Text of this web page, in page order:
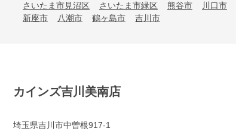
さいたま市見沼区 さいたま市緑区 熊谷市 川口市
新座市
八潮市 鶴ヶ島市 吉川市
カインズ吉川美南店
埼玉県吉川市中曽根917-1